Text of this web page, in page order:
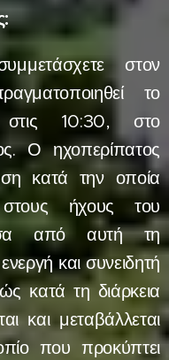
στον
το
10:30, στο
Ο ηχοπερίπατος
κατά την οποία
στους ήχους του
από αυτή τη
και συνειδητή
κατά τη διάρκεια
και μεταβάλλεται
που προκύπτει